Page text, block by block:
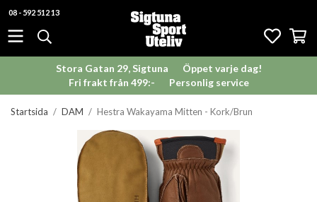
08 - 592 512 13
Stora Gatan 29, Sigtuna
Öppet varje dag!
Fri frakt från 499:-
Personlig service
Startsida / DAM / Hestra Wakayama Mitten - Kork/Brun